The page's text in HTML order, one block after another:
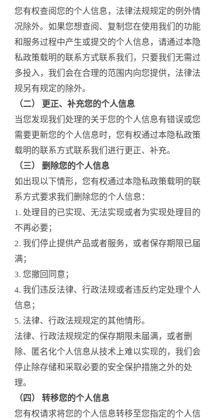
您有权查阅您的个人信息，法律法规规定的例外情
况除外。如果您想查阅、复制您在使用我们的功能
和服务过程中产生或提交的个人信息，请通过本隐
私政策载明的联系方式联系我们，只要我们无需过
多投入，我们会在合理的范围内向您提供，法律法
规另有规定的除外。
（二） 更正、补充您的个人信息
当您发现我们处理的关于您的个人信息有错误或您
需要更新您的个人信息时，您有权通过本隐私政策
载明的联系方式联系我们进行更正、补充。
（三） 删除您的个人信息
如出现以下情形，您有权通过本隐私政策载明的联
系方式要求我们删除您的个人信息：
1. 处理目的已实现、无法实现或者为实现处理目的
不再必要；
2. 我们停止提供产品或者服务，或者保存期限已届
满；
3. 您撤回同意；
4. 我们违反法律、行政法规或者违反约定处理个人
信息；
5. 法律、行政法规规定的其他情形。
法律、行政法规规定的保存期限未届满，或者删
除、匿名化个人信息从技术上难以实现的，我们会
停止除存储和采取必要的安全保护措施之外的处
理。
（四） 转移您的个人信息
您有权请求将您的个人信息转移至您指定的个人信